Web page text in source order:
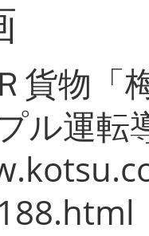
貨物「
ル運転